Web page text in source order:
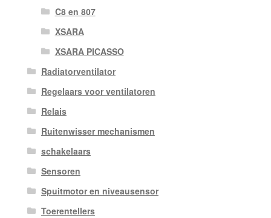
C8 en 807
XSARA
XSARA PICASSO
Radiatorventilator
Regelaars voor ventilatoren
Relais
Ruitenwisser mechanismen
schakelaars
Sensoren
Spuitmotor en niveausensor
Toerentellers